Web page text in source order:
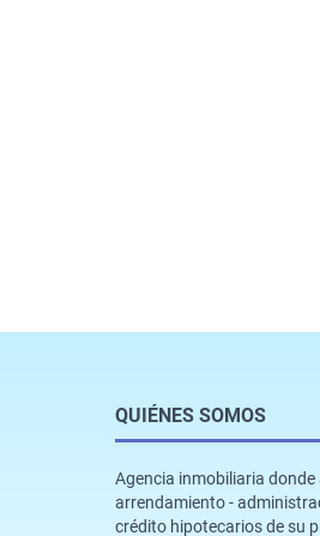
QUIÉNES SOMOS
Agencia inmobiliaria
arrendamiento -
crédito hipotecarios de su